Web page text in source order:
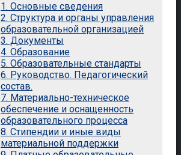
1. Основные сведения
2. Структура и органы управления
образовательной организацией
3. Документы
4. Образование
5. Образовательные стандарты
6. Руководство. Педагогический
состав.
7. Материально-техническое
обеспечение и оснащенность
образовательного процесса
8. Стипендии и иные виды
материальной поддержки